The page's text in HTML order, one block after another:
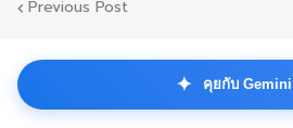
Previous Post
✦ คุยกับ Gemini